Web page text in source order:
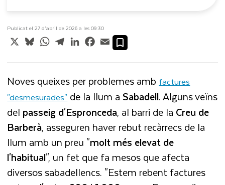
Publicat el 27 d’abril de 2026 a les 09:30
X BlueskyWhatsApp
TelegramLinkedInFacebook
Email
Noves queixes per problemes amb factures
"desmesurades" de la llum a Sabadell. Alguns veïns
del passeig d'Espronceda, al barri de la Creu de
Barberà, asseguren haver rebut recàrrecs de la
llum amb un preu "molt més elevat de
l'habitual", un fet que fa mesos que afecta
diversos sabadellencs. "Estem rebent factures